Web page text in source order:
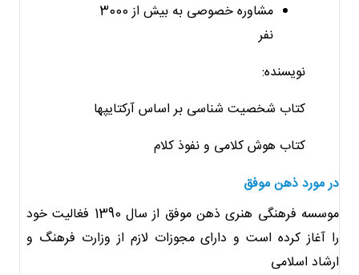
مشاوره خصوصی به بیش از 3000
نفر
نویسنده:
کتاب شخصیت شناسی بر اساس آرکتایپها
کتاب هوش کلامی و نفوذ کلام
در مورد ذهن موفق
موسسه فرهنگی هنری ذهن موفق از سال 1390 فغالیت خود
را آغاز کرده است و دارای مجوزات لازم از وزارت فرهنگ و
ارشاد اسلامی